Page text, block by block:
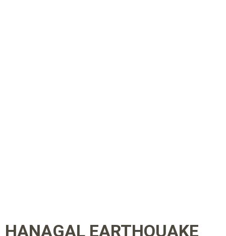
HANAGAL EARTHQUAKE